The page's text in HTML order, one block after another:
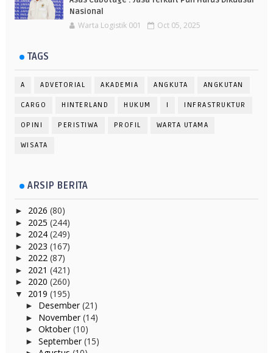
Nasional
Warta Logistik 001 Oct 05, 2025
TAGS
A ADVETORIAL AKADEMIA ANGKUTA ANGKUTAN
CARGO HINTERLAND HUKUM I INFRASTRUKTUR
OPINI PERISTIWA PROFIL WARTA UTAMA
WISATA
ARSIP BERITA
► 2026 (80)
► 2025 (244)
► 2024 (249)
► 2023 (167)
► 2022 (87)
► 2021 (421)
► 2020 (260)
▼ 2019 (195)
► Desember(21)
► November(14)
► Oktober(10)
► September(15)